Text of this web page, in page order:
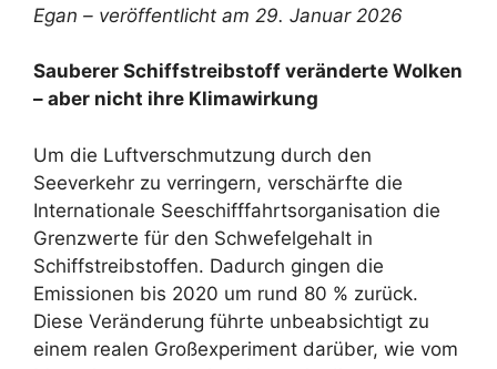
Egan – veröffentlicht am 29. Januar 2026
Sauberer Schiffstreibstoff veränderte Wolken
– aber nicht ihre Klimawirkung
Um die Luftverschmutzung durch den
Seeverkehr zu verringern, verschärfte die
Internationale Seeschifffahrtsorganisation die
Grenzwerte für den Schwefelgehalt in
Schiffstreibstoffen. Dadurch gingen die
Emissionen bis 2020 um rund 80 % zurück.
Diese Veränderung führte unbeabsichtigt zu
einem realen Großexperiment darüber, wie vom